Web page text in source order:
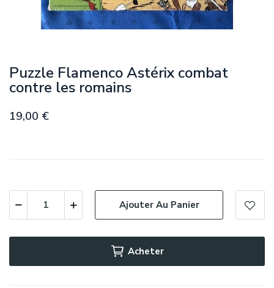
Puzzle Flamenco Astérix combat
contre les romains
19,00 €
Ajouter Au Panier
Acheter